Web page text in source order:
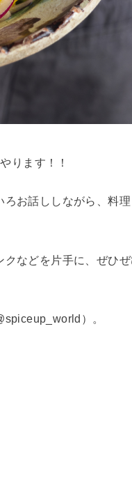
ります！！
お話ししながら、料
などを片手に、ぜひぜ
）。